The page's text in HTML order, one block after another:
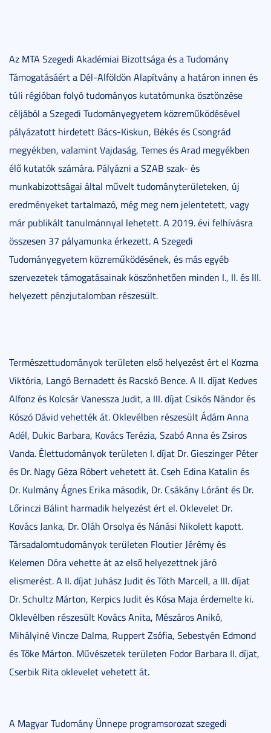
Az MTA Szegedi Akadémiai Bizottsága és a Tudomány
Támogatásáért a Dél-Alföldön Alapítvány a határon innen és
túli régióban folyó tudományos kutatómunka ösztönzése
céljából a Szegedi Tudományegyetem közreműködésével
pályázatott hirdetett Bács-Kiskun, Békés és Csongrád
megyékben, valamint Vajdaság, Temes és Arad megyékben
élő kutatók számára. Pályázni a SZAB szak- és
munkabizottságai által művelt tudományterületeken, új
eredményeket tartalmazó, még meg nem jelentetett, vagy
már publikált tanulmánnyal lehetett. A 2019. évi felhívásra
összesen 37 pályamunka érkezett. A Szegedi
Tudományegyetem közreműködésének, és más egyéb
szervezetek támogatásainak köszönhetően minden I., II. és III.
helyezett pénzjutalomban részesült.
Természettudományok területen első helyezést ért el Kozma
Viktória, Langó Bernadett és Racskó Bence. A II. díjat Kedves
Alfonz és Kolcsár Vanessza Judit, a III. díjat Csikós Nándor és
Kószó Dávid vehették át. Oklevélben részesült Ádám Anna
Adél, Dukic Barbara, Kovács Terézia, Szabó Anna és Zsiros
Vanda. Élettudományok területen I. díjat Dr. Gieszinger Péter
és Dr. Nagy Géza Róbert vehetett át. Cseh Edina Katalin és
Dr. Kulmány Ágnes Erika második, Dr. Csákány Lóránt és Dr.
Lőrinczi Bálint harmadik helyezést ért el. Oklevelet Dr.
Kovács Janka, Dr. Oláh Orsolya és Nánási Nikolett kapott.
Társadalomtudományok területen Floutier Jérémy és
Kelemen Dóra vehette át az első helyezettnek járó
elismerést. A II. díjat Juhász Judit és Tóth Marcell, a III. díjat
Dr. Schultz Márton, Kerpics Judit és Kósa Maja érdemelte ki.
Oklevélben részesült Kovács Anita, Mészáros Anikó,
Mihályiné Vincze Dalma, Ruppert Zsófia, Sebestyén Edmond
és Tőke Márton. Művészetek területen Fodor Barbara II. díjat,
Cserbik Rita oklevelet vehetett át.
A Magyar Tudomány Ünnepe programsorozat szegedi